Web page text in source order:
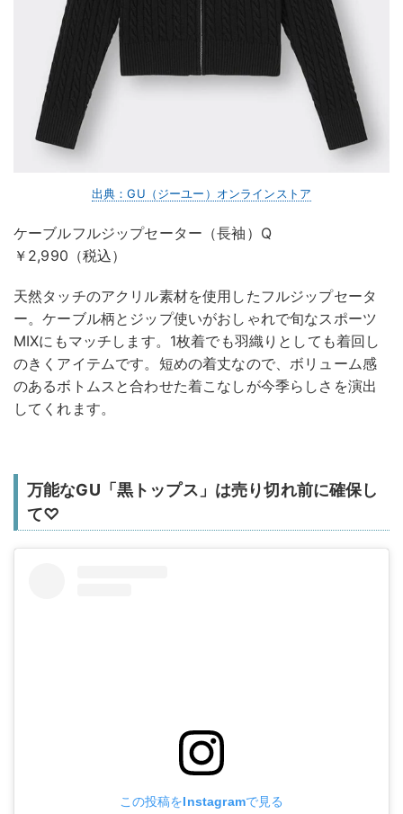
出典：GU（ジーユー）オンラインストア
ケーブルフルジップセーター（長袖）Q
￥2,990（税込）
天然タッチのアクリル素材を使用したフルジップセータ
ー。ケーブル柄とジップ使いがおしゃれで旬なスポーツ
MIXにもマッチします。1枚着でも羽織りとしても着回し
のきくアイテムです。短めの着丈なので、ボリューム感
のあるボトムスと合わせた着こなしが今季らしさを演出
してくれます。
万能なGU「黒トップス」は売り切れ前に確保し
て♡
この投稿をInstagramで見る